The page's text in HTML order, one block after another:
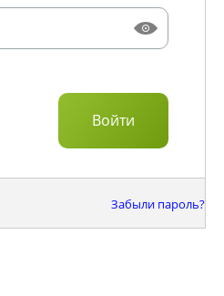
Забыли пароль?